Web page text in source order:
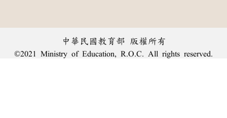
中華民國教育部 版權所有
©2021 Ministry of Education, R.O.C. All rights reserved.